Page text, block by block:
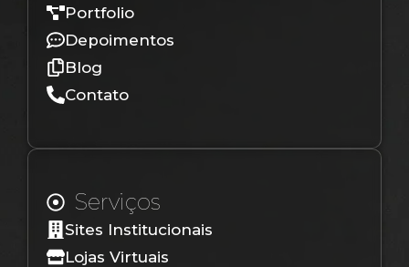
Portfolio
Depoimentos
Blog
Contato
Serviços
Sites Institucionais
Lojas Virtuais